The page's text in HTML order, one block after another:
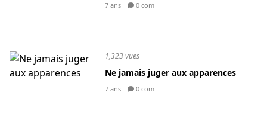
7 ans 0 com
1,323 vues
Ne jamais juger aux apparences
7 ans 0 com